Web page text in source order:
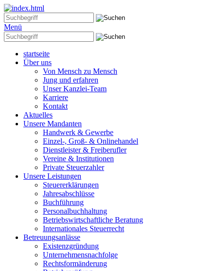
Menü
startseite
Über uns
Von Mensch zu Mensch
Jung und erfahren
Unser Kanzlei-Team
Karriere
Kontakt
Aktuelles
Unsere Mandanten
Handwerk & Gewerbe
Einzel-, Groß- & Onlinehandel
Dienstleister & Freiberufler
Vereine & Institutionen
Private Steuerzahler
Unsere Leistungen
Steuererklärungen
Jahresabschlüsse
Buchführung
Personalbuchhaltung
Betriebswirtschaftliche Beratung
Internationales Steuerrecht
Betreuungsanlässe
Existenzgründung
Unternehmensnachfolge
Rechtsformänderung